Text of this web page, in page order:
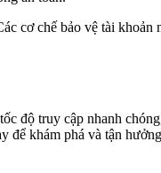
cơ chế bảo vệ tài
độ truy cập nhanh
để khám phá và tận